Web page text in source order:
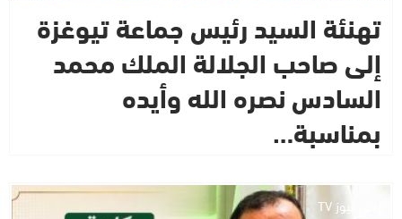
تهنئة السيد رئيس جماعة تيوغزة
إلى صاحب الجلالة الملك محمد
السادس نصره الله وأيده
بمناسبة…
إفني نيوز TV